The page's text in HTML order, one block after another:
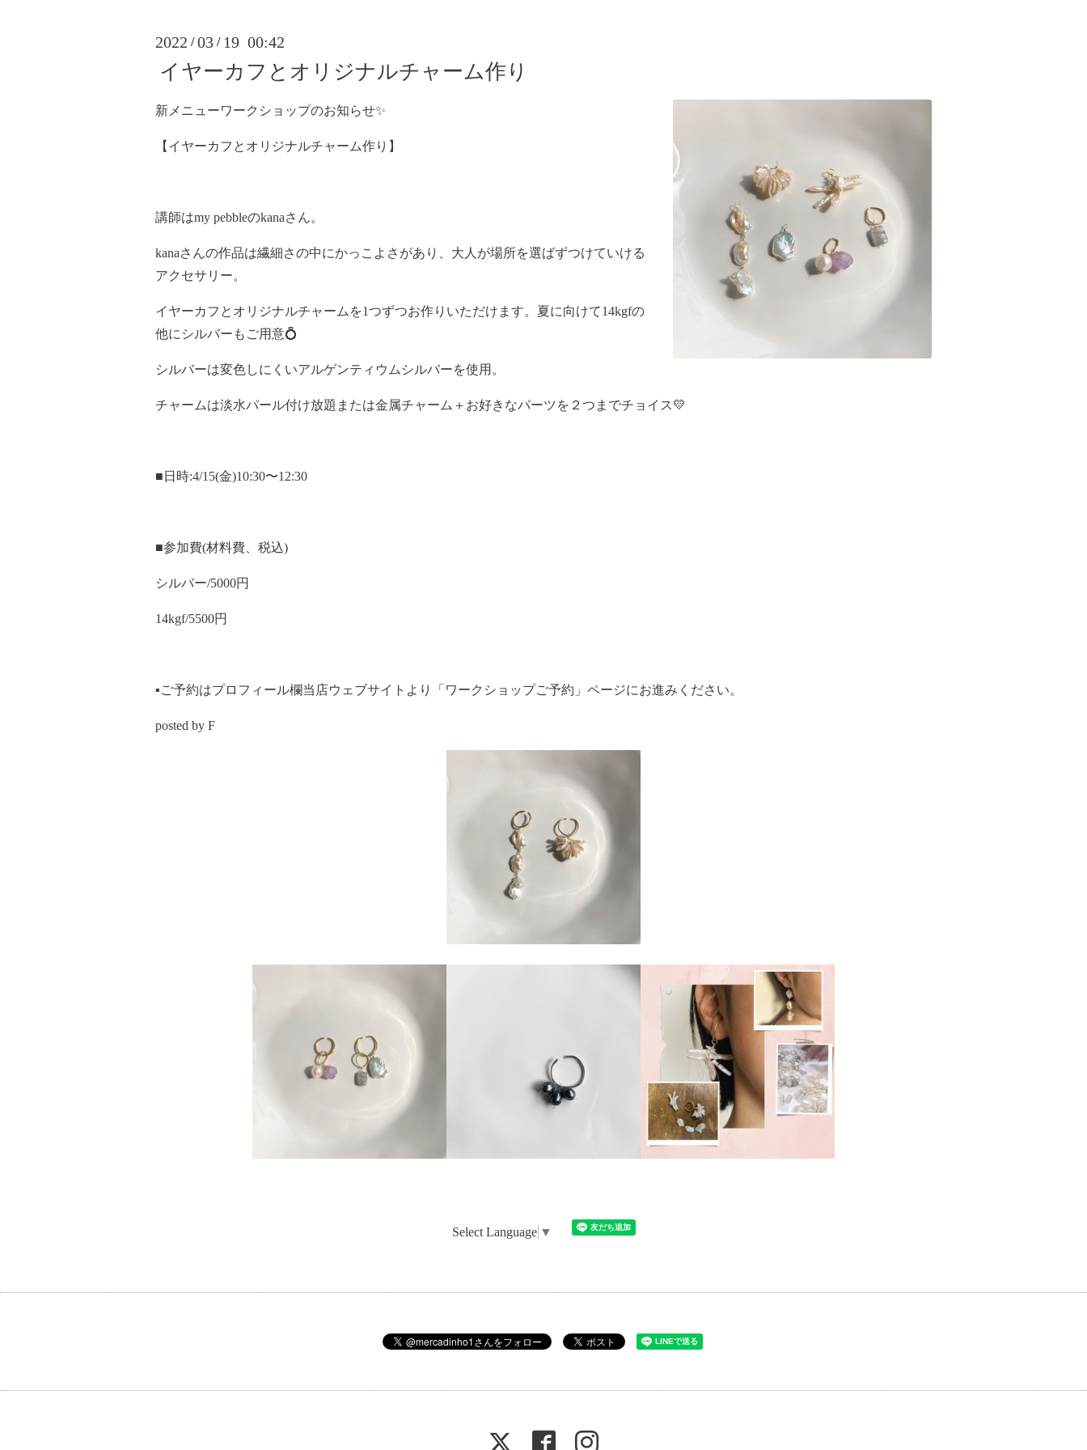
2022 /03 / 19 00:42
イヤーカフとオリジナルチャーム作り
新メニューワークショップのお知らせ✨
【イヤーカフとオリジナルチャーム作り】
講師はmy pebbleのkanaさん。
kanaさんの作品は繊細さの中にかっこよさがあり、大人が場所を選ばずつけていける
アクセサリー。
イヤーカフとオリジナルチャームを1つずつお作りいただけます。夏に向けて14kgfの
他にシルバーもご用意💍
シルバーは変色しにくいアルゲンティウムシルバーを使用。
チャームは淡水パール付け放題または金属チャーム＋お好きなパーツを２つまでチョイス💛
■日時:4/15(金)10:30〜12:30
■参加費(材料費、税込)
シルバー/5000円
14kgf/5500円
▪️ご予約はプロフィール欄当店ウェブサイトより「ワークショップご予約」ページにお進みください。
posted by F
Select Language ▼